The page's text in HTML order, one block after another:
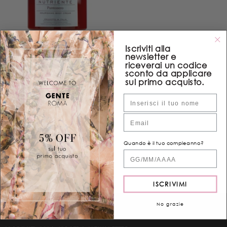
AGGIUNGI AL CARRELLO
Aggiungi alla lista dei desideri
VENDITORE:
GENTE
Crema Corpo Nutriente
Puntozero 250 Ml
€83,00
Iscriviti alla
newsletter e
riceverai un codice
sconto da applicare
sul primo acquisto.
Quando è il tuo compleanno?
ISCRIVIMI
No grazie